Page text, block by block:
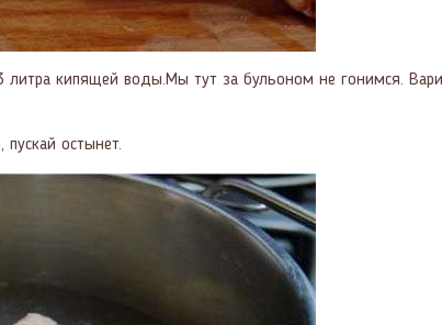
кипящей воды.Мы тут за бульоном не гонимся.
остынет.